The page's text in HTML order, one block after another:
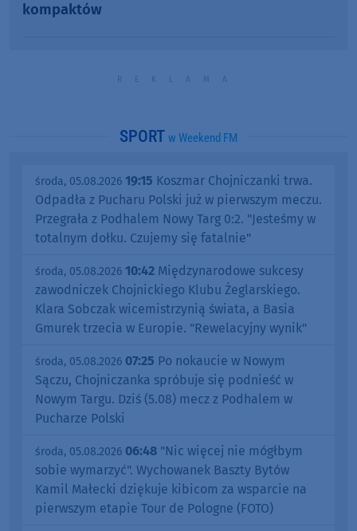
kompaktów
SPORT w Weekend FM
środa, 05.08.2026 19:15 Koszmar Chojniczanki trwa.
Odpadła z Pucharu Polski już w pierwszym meczu.
Przegrała z Podhalem Nowy Targ 0:2. "Jesteśmy w
totalnym dołku. Czujemy się fatalnie"
środa, 05.08.2026 10:42 Międzynarodowe sukcesy
zawodniczek Chojnickiego Klubu Żeglarskiego.
Klara Sobczak wicemistrzynią świata, a Basia
Gmurek trzecia w Europie. "Rewelacyjny wynik"
środa, 05.08.2026 07:25 Po nokaucie w Nowym
Sączu, Chojniczanka spróbuje się podnieść w
Nowym Targu. Dziś (5.08) mecz z Podhalem w
Pucharze Polski
środa, 05.08.2026 06:48 "Nic więcej nie mógłbym
sobie wymarzyć". Wychowanek Baszty Bytów
Kamil Małecki dziękuje kibicom za wsparcie na
pierwszym etapie Tour de Pologne (FOTO)